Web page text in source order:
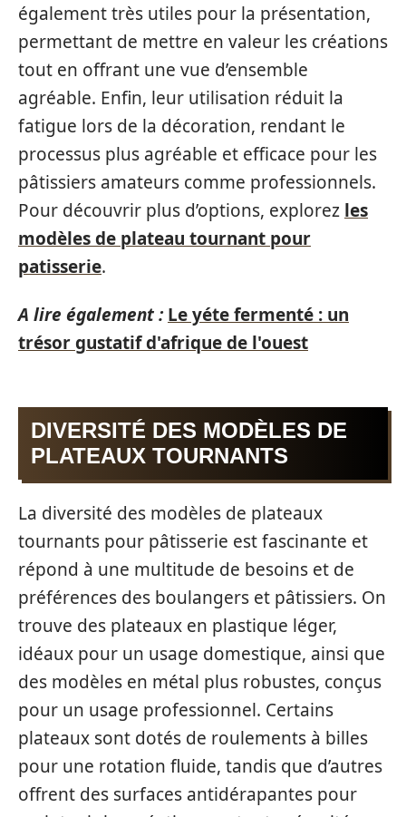
également très utiles pour la présentation,
permettant de mettre en valeur les créations
tout en offrant une vue d’ensemble
agréable. Enfin, leur utilisation réduit la
fatigue lors de la décoration, rendant le
processus plus agréable et efficace pour les
pâtissiers amateurs comme professionnels.
Pour découvrir plus d’options, explorez les
modèles de plateau tournant pour
patisserie.
A lire également : Le yéte fermenté : un
trésor gustatif d'afrique de l'ouest
DIVERSITÉ DES MODÈLES DE
PLATEAUX TOURNANTS
La diversité des modèles de plateaux
tournants pour pâtisserie est fascinante et
répond à une multitude de besoins et de
préférences des boulangers et pâtissiers. On
trouve des plateaux en plastique léger,
idéaux pour un usage domestique, ainsi que
des modèles en métal plus robustes, conçus
pour un usage professionnel. Certains
plateaux sont dotés de roulements à billes
pour une rotation fluide, tandis que d’autres
offrent des surfaces antidérapantes pour